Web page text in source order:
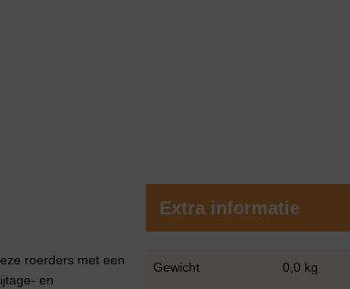
roerders met een
en
Extra informatie
Gewicht 0,0 kg